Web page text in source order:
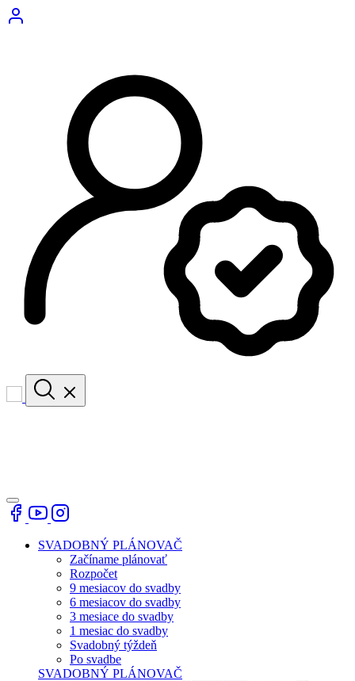
SVADOBNÝ PLÁNOVAČ
Začíname plánovať
Rozpočet
9 mesiacov do svadby
6 mesiacov do svadby
3 mesiace do svadby
1 mesiac do svadby
Svadobný týždeň
Po svadbe
SVADOBNÝ PLÁNOVAČ